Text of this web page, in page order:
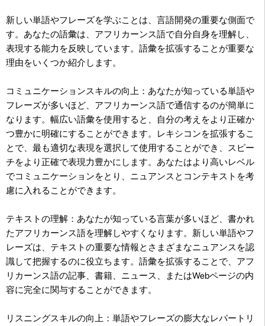
新しい単語やフレーズを学ぶことは、言語開発の重要な側面で
す。あなたの語彙は、アフリカーンス語で自分自身を理解し、
表現する能力を反映しています。語彙を拡張することが重要な
理由をいくつか紹介します。
コミュニケーションスキルの向上：あなたが知っている単語や
フレーズが多いほど、アフリカーンス語で通信するのが簡単に
なります。幅広い語彙を使用すると、自分の考えをより正確か
つ豊かに明確にすることができます。レキシコンを拡張するこ
とで、最も適切な表現を選択して使用することができ、スピー
チをより正確で表現力豊かにします。あなたはより高いレベル
でコミュニケーションをとり、ニュアンスとコンテキストを考
慮に入れることができます。
テキストの理解：あなたが知っている言葉が多いほど、書かれ
たアフリカーンス語を理解しやすくなります。新しい単語やフ
レーズは、テキストの重要な情報とさまざまなニュアンスを認
識して把握するのに役立ちます。語彙を拡張することで、アフ
リカーンス語の記事、書籍、ニュース、またはWebページの内
容に完全に関与することができます。
リスニングスキルの向上：単語やフレーズの膨大なレパートリ